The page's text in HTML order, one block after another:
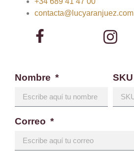
contacta@lucyaranjuez.com
Nombre SKU
Correo